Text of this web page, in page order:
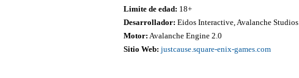
Limite de edad: 18+
Desarrollador: Eidos Interactive, Avalanche Studios
Motor: Avalanche Engine 2.0
Sitio Web: justcause.square-enix-games.com